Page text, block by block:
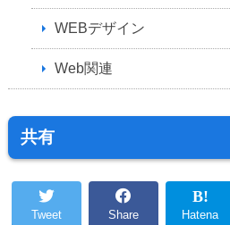
WEBデザイン
Web関連
共有
Tweet Share Hatena